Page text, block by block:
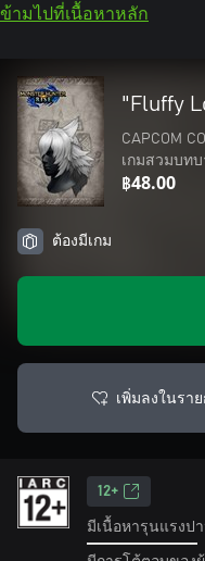
ข้ามไปที่เนื้อหาหลัก
"Fluffy
CAPCOM
เกมสวมบท
฿48.00
ต้องมีเกม
เพิ่มลงในรา
12+
มีเนื้อหารุนแรงป